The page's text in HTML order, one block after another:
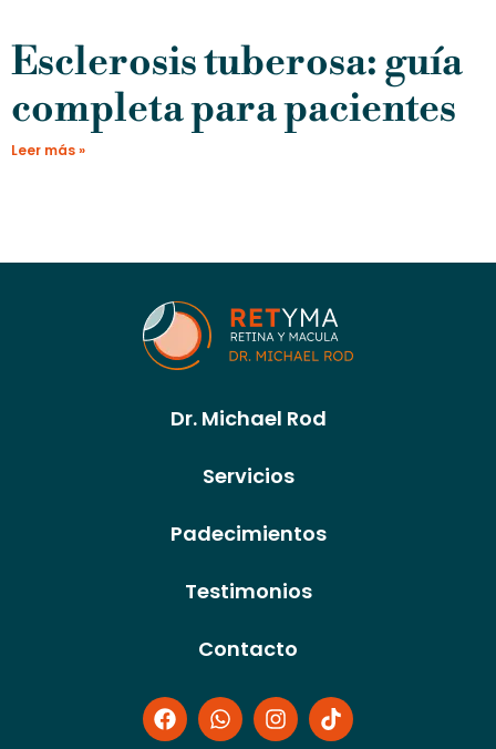
Esclerosis tuberosa: guía
completa para pacientes
Leer más »
Dr. Michael Rod
Servicios
Padecimientos
Testimonios
Contacto